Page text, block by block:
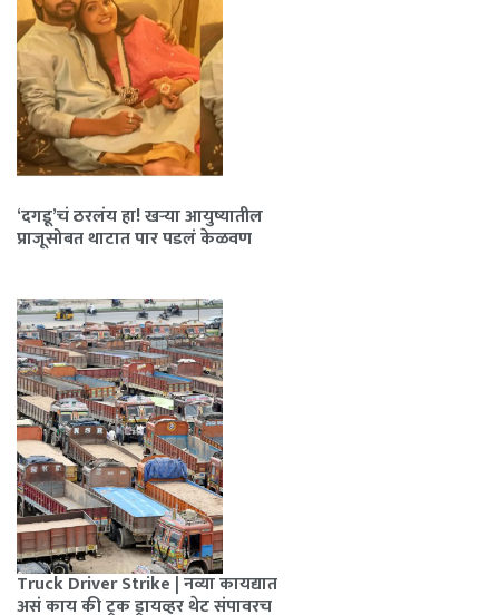
‘दगडू’चं ठरलंय हा! खऱ्या आयुष्यातील
प्राजूसोबत थाटात पार पडलं केळवण
Truck Driver Strike | नव्या कायद्यात
असं काय की ट्रक ड्रायव्हर थेट संपावरच